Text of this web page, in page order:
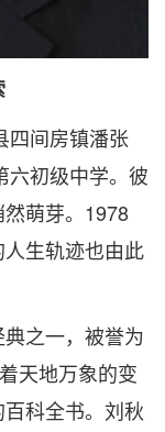
间房镇潘张
六初级中学。彼
萌芽。1978
生轨迹也由此
之一，被誉为
天地万象的变
科全书。刘秋